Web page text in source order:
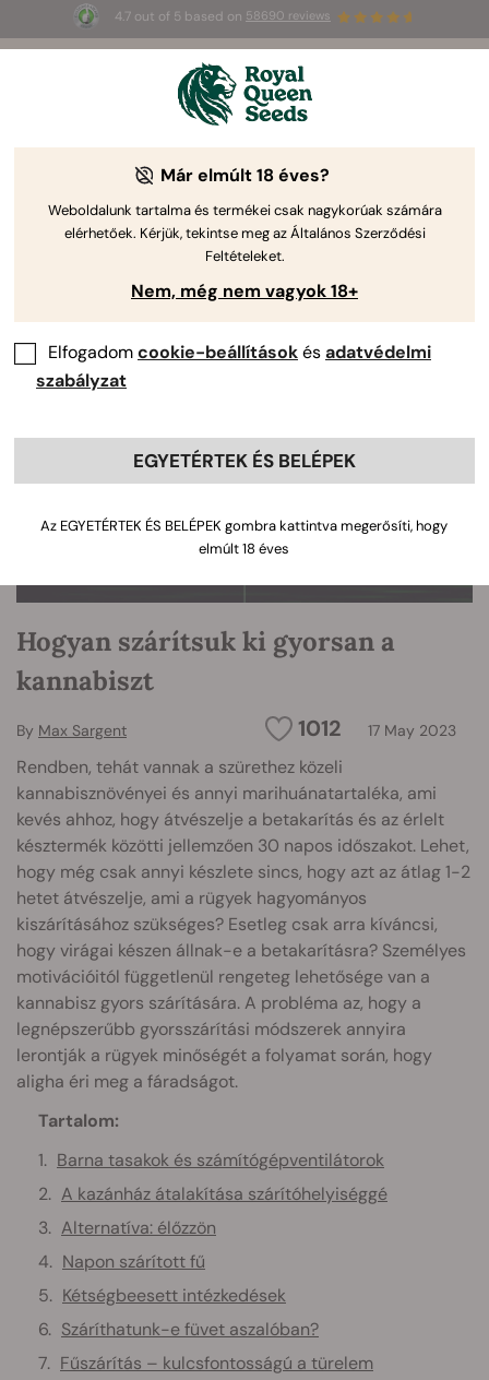
4.7 out of 5 based on 58690 reviews
Triple G Autoaz első 100-nak,
Kannabisz Termesztési Kalauz a Royal Queen Seeds-től.
Termesztési útmutató témák
Hogyan szárítsuk ki gyorsan a
kannabiszt
1012 17 May 2023
By Max Sargent
Rendben, tehát vannak a szürethez közeli
kannabisznövényei és annyi marihuánatartaléka, ami
kevés ahhoz, hogy átvészelje a betakarítás és az érlelt
késztermék közötti jellemzően 30 napos időszakot. Lehet,
hogy még csak annyi készlete sincs, hogy azt az átlag 1-2
hetet átvészelje, ami a rügyek hagyományos
kiszárításához szükséges? Esetleg csak arra kíváncsi,
hogy virágai készen állnak-e a betakarításra? Személyes
motivációitól függetlenül rengeteg lehetősége van a
kannabisz gyors szárítására. A probléma az, hogy a
legnépszerűbb gyorsszárítási módszerek annyira
lerontják a rügyek minőségét a folyamat során, hogy
aligha éri meg a fáradságot.
Tartalom:
Barna tasakok és számítógépventilátorok
A kazánház átalakítása szárítóhelyiséggé
Alternatíva: élőzzön
Napon szárított fű
Kétségbeesett intézkedések
Száríthatunk-e füvet aszalóban?
Fűszárítás – kulcsfontosságú a türelem
Már elmúlt 18 éves?
Weboldalunk tartalma és termékei csak nagykorúak számára
elérhetőek. Kérjük, tekintse meg az Általános Szerződési
Feltételeket.
Nem, még nem vagyok 18+
Elfogadomcookie-beállításokésadatvédelmi
szabályzat
EGYETÉRTEK ÉS BELÉPEK
Az EGYETÉRTEK ÉS BELÉPEK gombra kattintva megerősíti, hogy
elmúlt 18 éves